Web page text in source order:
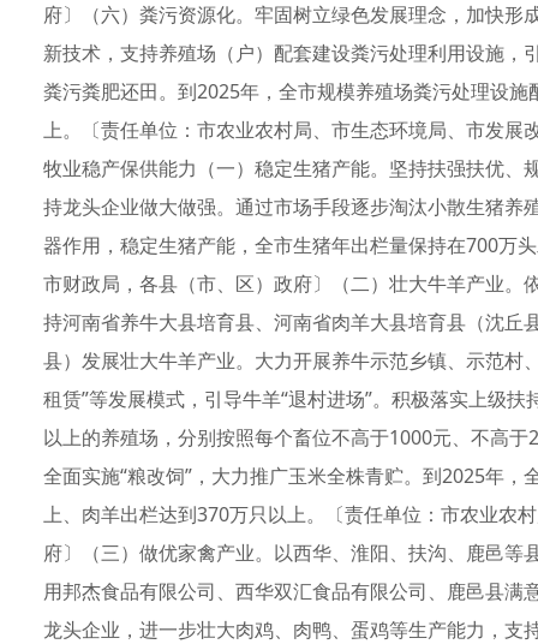
府〕（六）粪污资源化。牢固树立绿色发展理念，加快
新技术，支持养殖场（户）配套建设粪污处理利用设施
粪污粪肥还田。到2025年，全市规模养殖场粪污处理设
上。〔责任单位：市农业农村局、市生态环境局、市发
牧业稳产保供能力（一）稳定生猪产能。坚持扶强扶优
持龙头企业做大做强。通过市场手段逐步淘汰小散生猪
器作用，稳定生猪产能，全市生猪年出栏量保持在700万
市财政局，各县（市、区）政府〕（二）壮大牛羊产业
持河南省养牛大县培育县、河南省肉羊大县培育县（沈
县）发展壮大牛羊产业。大力开展养牛示范乡镇、示范村
租赁”等发展模式，引导牛羊“退村进场”。积极落实上级
以上的养殖场，分别按照每个畜位不高于1000元、不高
全面实施“粮改饲”，大力推广玉米全株青贮。到2025年
上、肉羊出栏达到370万只以上。〔责任单位：市农业农
府〕（三）做优家禽产业。以西华、淮阳、扶沟、鹿邑
用邦杰食品有限公司、西华双汇食品有限公司、鹿邑县
龙头企业，进一步壮大肉鸡、肉鸭、蛋鸡等生产能力，